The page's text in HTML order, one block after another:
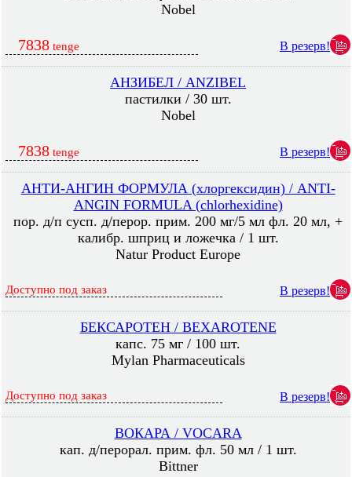
Nobel
7838 tenge В резерв!
АНЗИБЕЛ / ANZIBEL
пастилки / 30 шт.
Nobel
7838 tenge В резерв!
АНТИ-АНГИН ФОРМУЛА (хлоргексидин) / ANTI-
ANGIN FORMULA (chlorhexidine)
пор. д/п сусп. д/перор. прим. 200 мг/5 мл фл. 20 мл, +
калибр. шприц и ложечка / 1 шт.
Natur Product Europe
Доступно под заказ В резерв!
БЕКСАРОТЕН / BEXAROTENE
капс. 75 мг / 100 шт.
Mylan Pharmaceuticals
Доступно под заказ В резерв!
ВОКАРА / VOCARA
кап. д/перорал. прим. фл. 50 мл / 1 шт.
Bittner